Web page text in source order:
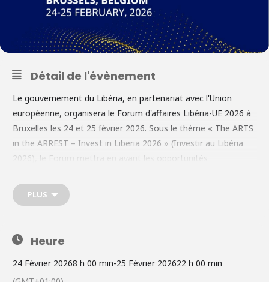
Détail de l'évènement
Le gouvernement du Libéria, en partenariat avec l'Union
européenne, organisera le Forum d'affaires Libéria-UE 2026 à
Bruxelles les 24 et 25 février 2026. Sous le thème « The ARTS
in the ARREST – Invest in Liberia 2026 » (Investir au Libéria
2026), le Forum mettra en avant les opportunités
Agenda pour un Développement Inclusif (AAID) du Libéria,
une stratégie quinquennale visant à stimuler la croissance
revenu intermédiaire. Le programme ARREST se concentre sur
l'agriculture, les routes, l'État de droit, l'éducation,
l'assainissement, le commerce et le tourisme, ouvrant ainsi
diverses perspectives pour les investissements directs
PLUS
Heure
24 Février 20268 h 00 min-25 Février 202622 h 00 min